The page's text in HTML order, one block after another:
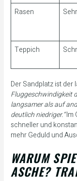
Rasen
Teppich
Der Sandplatz ist der
Fluggeschwindigkeit
langsamer als auf
deutlich niedriger.“Im
schneller und
mehr Geduld und
WARUM
ASCHE?